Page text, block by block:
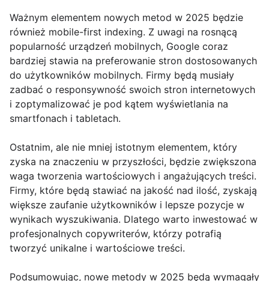
Ważnym elementem nowych metod w 2025 będzie
również mobile-first indexing. Z uwagi na rosnącą
popularność urządzeń mobilnych, Google coraz
bardziej stawia na preferowanie stron dostosowanych
do użytkowników mobilnych. Firmy będą musiały
zadbać o responsywność swoich stron internetowych
i zoptymalizować je pod kątem wyświetlania na
smartfonach i tabletach.
Ostatnim, ale nie mniej istotnym elementem, który
zyska na znaczeniu w przyszłości, będzie zwiększona
waga tworzenia wartościowych i angażujących treści.
Firmy, które będą stawiać na jakość nad ilość, zyskają
większe zaufanie użytkowników i lepsze pozycje w
wynikach wyszukiwania. Dlatego warto inwestować w
profesjonalnych copywriterów, którzy potrafią
tworzyć unikalne i wartościowe treści.
Podsumowując, nowe metody w 2025 będą wymagały